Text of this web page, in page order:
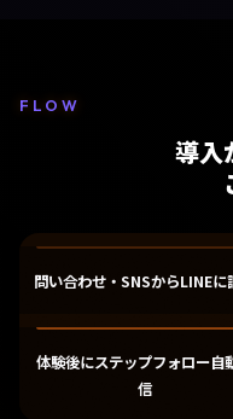
FLOW
導入
問い合わせ・SNSからLINEに
体験後にステップフォロー自
信